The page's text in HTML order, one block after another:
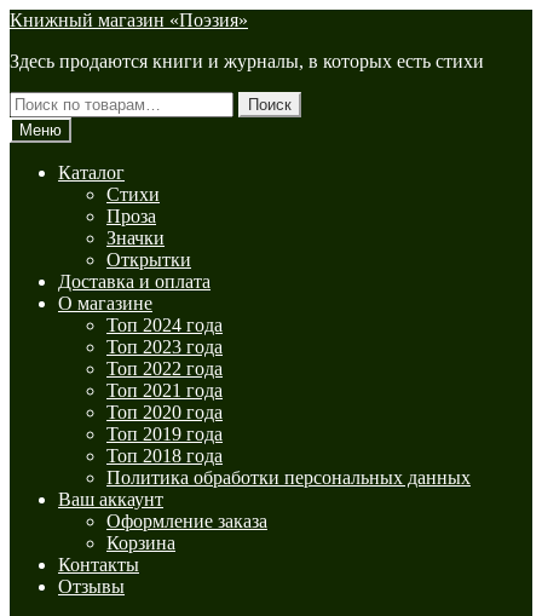
Перейти
навигации
Перейти
содержимому
Книжный магазин «Поэзия»
Здесь продаются книги и журналы, в которых есть стихи
Искать:
Поиск
Меню
Каталог
Стихи
Проза
Значки
Открытки
Доставка и оплата
О магазине
Топ 2024 года
Топ 2023 года
Топ 2022 года
Топ 2021 года
Топ 2020 года
Топ 2019 года
Топ 2018 года
Политика обработки персональных данных
Ваш аккаунт
Оформление заказа
Корзина
Контакты
Отзывы